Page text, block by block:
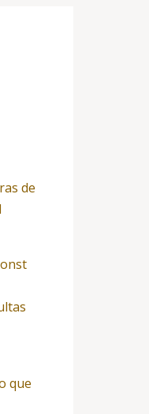
de
que